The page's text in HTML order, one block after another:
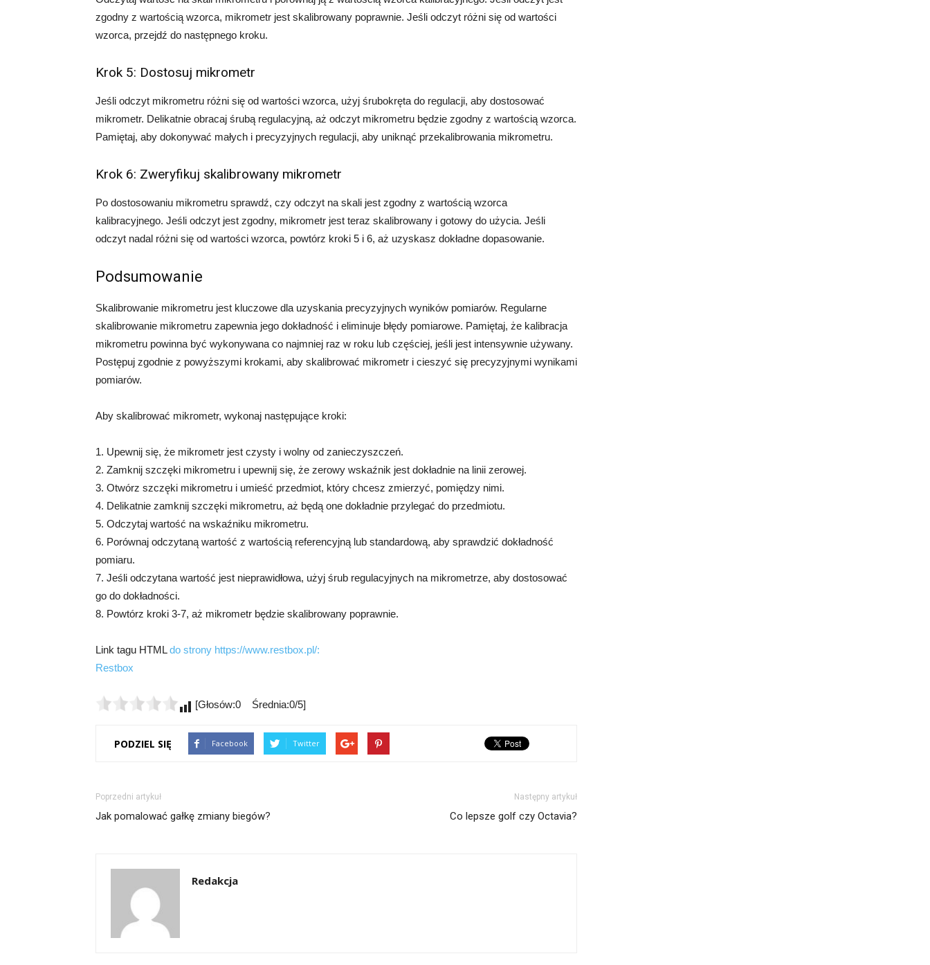
zgodny z wartością wzorca, mikrometr jest skalibrowany poprawnie. Jeśli odczyt różni się od wartości
wzorca, przejdź do następnego kroku.
Krok 5: Dostosuj mikrometr
Jeśli odczyt mikrometru różni się od wartości wzorca, użyj śrubokręta do regulacji, aby dostosować
mikrometr. Delikatnie obracaj śrubą regulacyjną, aż odczyt mikrometru będzie zgodny z wartością wzorca.
Pamiętaj, aby dokonywać małych i precyzyjnych regulacji, aby uniknąć przekalibrowania mikrometru.
Krok 6: Zweryfikuj skalibrowany mikrometr
Po dostosowaniu mikrometru sprawdź, czy odczyt na skali jest zgodny z wartością wzorca
kalibracyjnego. Jeśli odczyt jest zgodny, mikrometr jest teraz skalibrowany i gotowy do użycia. Jeśli
odczyt nadal różni się od wartości wzorca, powtórz kroki 5 i 6, aż uzyskasz dokładne dopasowanie.
Podsumowanie
Skalibrowanie mikrometru jest kluczowe dla uzyskania precyzyjnych wyników pomiarów. Regularne
skalibrowanie mikrometru zapewnia jego dokładność i eliminuje błędy pomiarowe. Pamiętaj, że kalibracja
mikrometru powinna być wykonywana co najmniej raz w roku lub częściej, jeśli jest intensywnie używany.
Postępuj zgodnie z powyższymi krokami, aby skalibrować mikrometr i cieszyć się precyzyjnymi wynikami
pomiarów.
Aby skalibrować mikrometr, wykonaj następujące kroki:
1. Upewnij się, że mikrometr jest czysty i wolny od zanieczyszczeń.
2. Zamknij szczęki mikrometru i upewnij się, że zerowy wskaźnik jest dokładnie na linii zerowej.
3. Otwórz szczęki mikrometru i umieść przedmiot, który chcesz zmierzyć, pomiędzy nimi.
4. Delikatnie zamknij szczęki mikrometru, aż będą one dokładnie przylegać do przedmiotu.
5. Odczytaj wartość na wskaźniku mikrometru.
6. Porównaj odczytaną wartość z wartością referencyjną lub standardową, aby sprawdzić dokładność
pomiaru.
7. Jeśli odczytana wartość jest nieprawidłowa, użyj śrub regulacyjnych na mikrometrze, aby dostosować
go do dokładności.
8. Powtórz kroki 3-7, aż mikrometr będzie skalibrowany poprawnie.
Link tagu HTMLdo strony https://www.restbox.pl/:
Restbox
[Głosów:0 Średnia:0/5]
PODZIEL SIĘ Facebook Twitter
Poprzedni artykuł
Jak pomalować gałkę zmiany biegów?
Następny artykuł
Co lepsze golf czy Octavia?
Redakcja